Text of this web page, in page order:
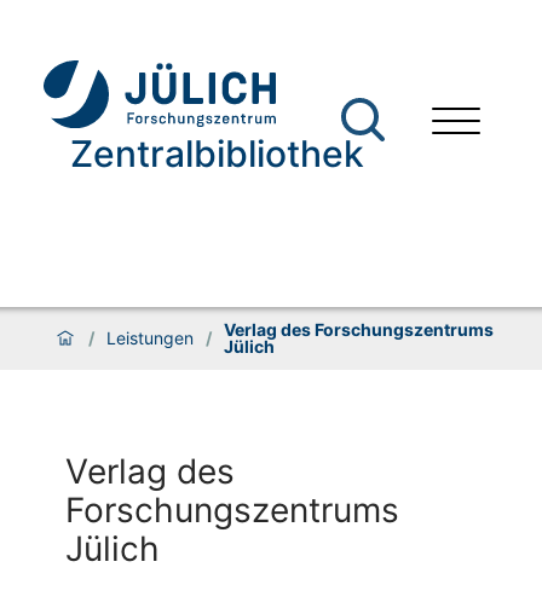
Zentralbibliothek
/ Leistungen / Verlag des Forschungszentrums
Jülich
Verlag des
Forschungszentrums
Jülich